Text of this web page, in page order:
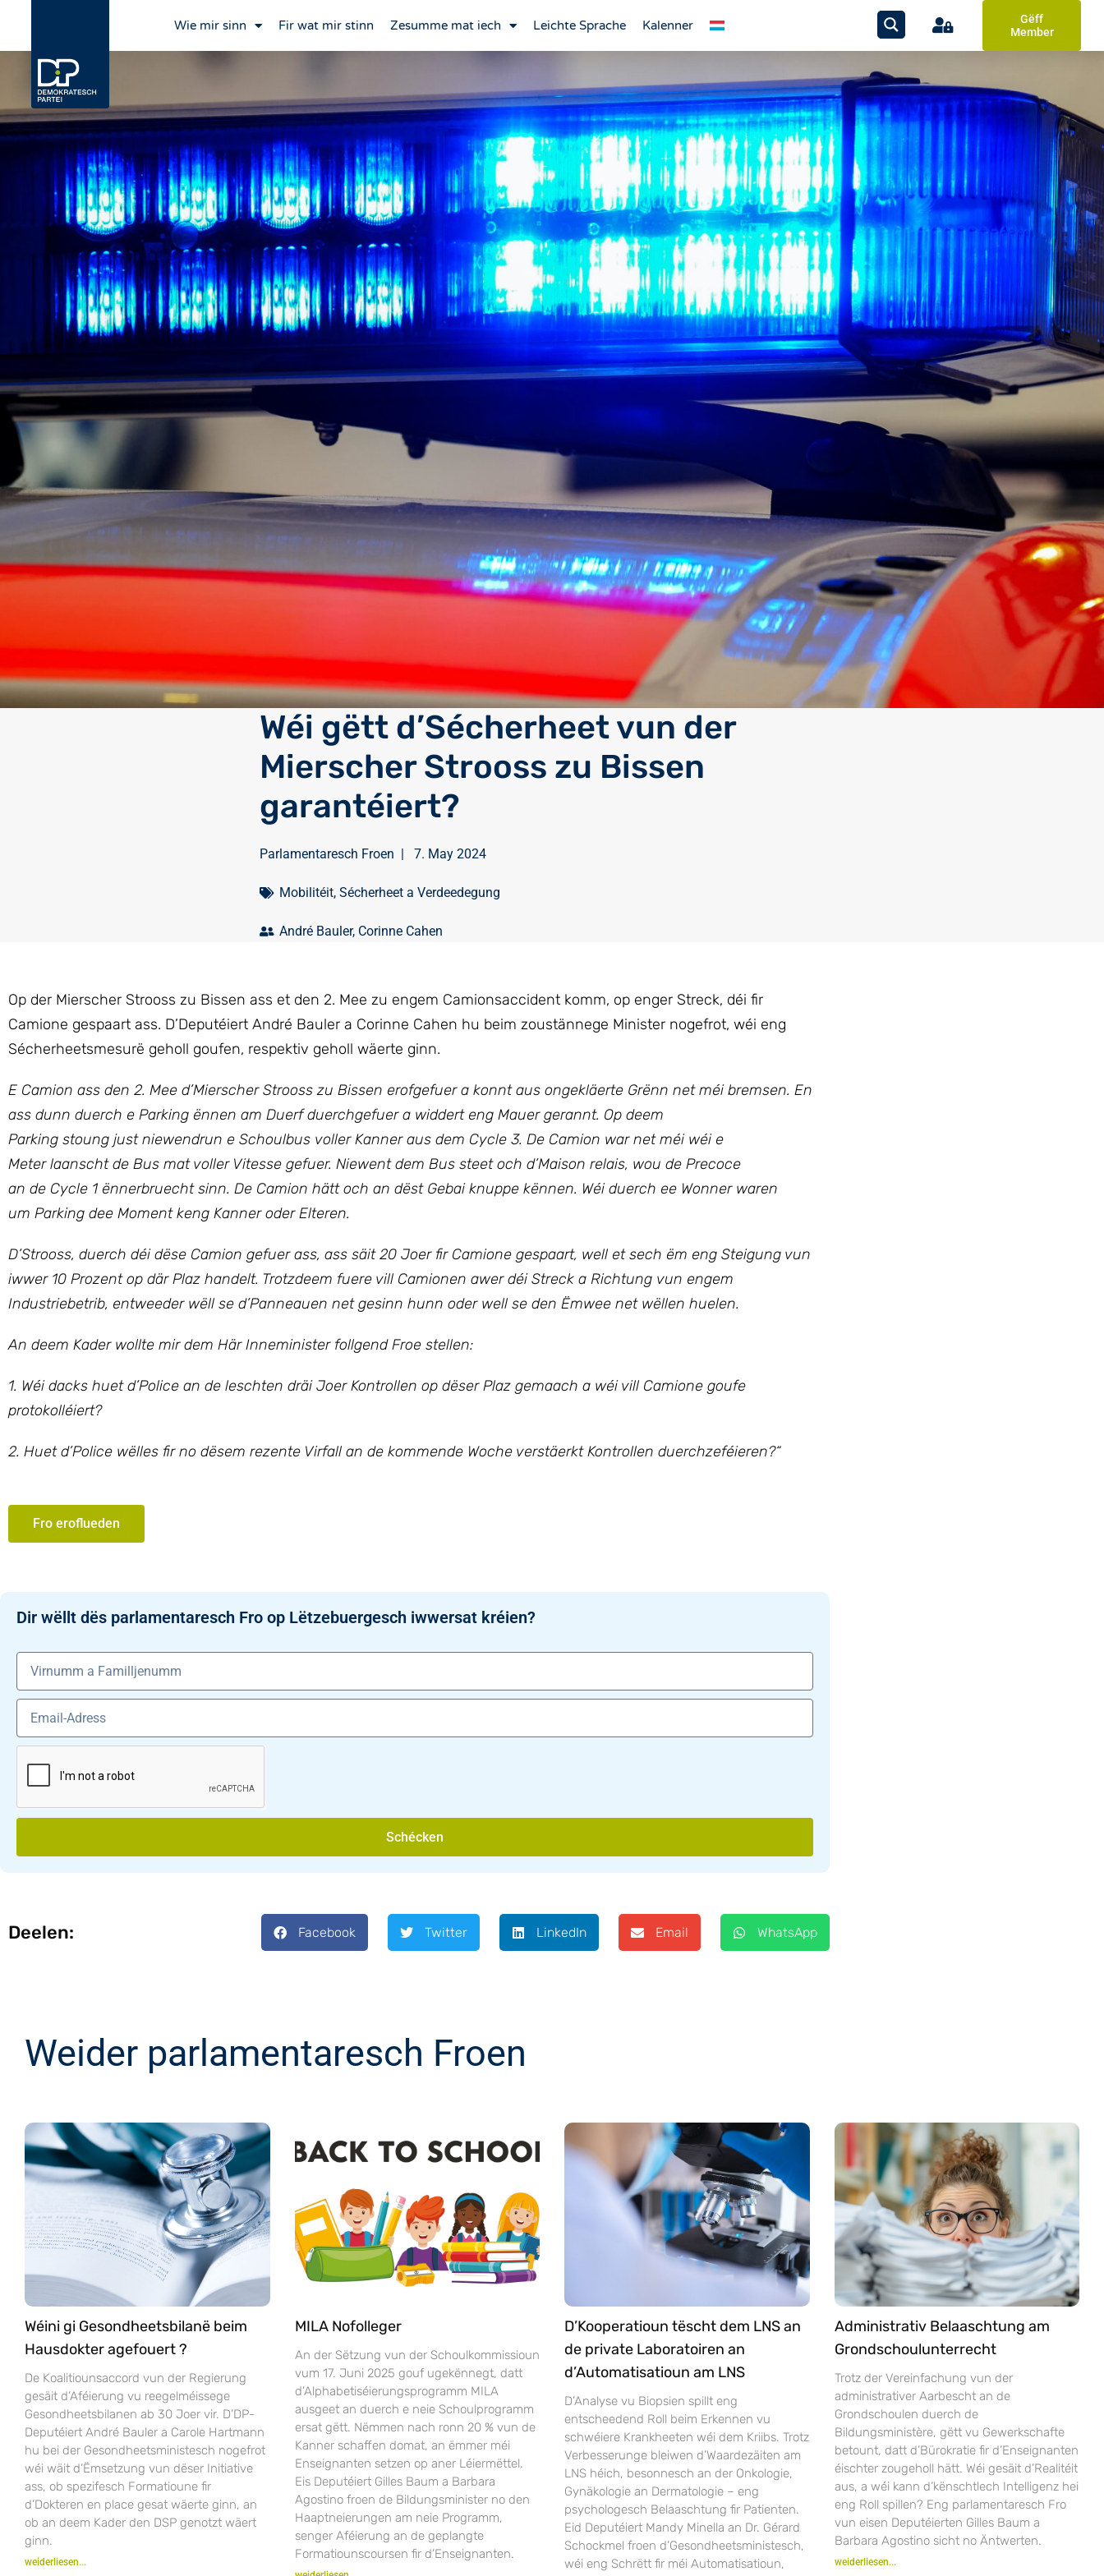
Wie mir sinn Fir wat mir stinn Zesumme mat iech Leichte Sprache Kalenner
Gëff
Member
Wéi gëtt d’Sécherheet vun der
Mierscher Strooss zu Bissen
garantéiert?
Parlamentaresch Froen | 7. May 2024
Mobilitéit, Sécherheet a Verdeedegung
André Bauler, Corinne Cahen
Op der Mierscher Strooss zu Bissen ass et den 2. Mee zu engem Camionsaccident komm, op enger Streck, déi fir
Camione gespaart ass. D’Deputéiert André Bauler a Corinne Cahen hu beim zoustännege Minister nogefrot, wéi eng
Sécherheetsmesurë geholl goufen, respektiv geholl wäerte ginn.
E Camion ass den 2. Mee d’Mierscher Strooss zu Bissen erofgefuer a konnt aus ongekläerte Grënn net méi bremsen. En
ass dunn duerch e Parking ënnen am Duerf duerchgefuer a widdert eng Mauer gerannt. Op deem
Parking stoung just niewendrun e Schoulbus voller Kanner aus dem Cycle 3. De Camion war net méi wéi e
Meter laanscht de Bus mat voller Vitesse gefuer. Niewent dem Bus steet och d’Maison relais, wou de Precoce
an de Cycle 1 ënnerbruecht sinn. De Camion hätt och an dëst Gebai knuppe kënnen. Wéi duerch ee Wonner waren
um Parking dee Moment keng Kanner oder Elteren.
D’Strooss, duerch déi dëse Camion gefuer ass, ass säit 20 Joer fir Camione gespaart, well et sech ëm eng Steigung vun
iwwer 10 Prozent op där Plaz handelt. Trotzdeem fuere vill Camionen awer déi Streck a Richtung vun engem
Industriebetrib, entweeder wëll se d’Panneauen net gesinn hunn oder well se den Ëmwee net wëllen huelen.
An deem Kader wollte mirdem Här Inneministerfollgend Froe stellen:
1. Wéi dacks huet d’Police an de leschten dräi Joer Kontrollen op dëser Plaz gemaach a wéi vill Camione goufe
protokolléiert?
2. Huet d’Police wëlles fir no dësem rezente Virfall an de kommende Woche verstäerkt Kontrollen duerchzeféieren?“
Fro eroflueden
Dir wëllt dës parlamentaresch Fro op Lëtzebuergesch iwwersat kréien?
Schécken
Deelen: Facebook Twitter LinkedIn Email WhatsApp
Weider parlamentaresch Froen
Wéini gi Gesondheetsbilanë beim
Hausdokter agefouert ?
De Koalitiounsaccord vun der Regierung
gesäit d’Aféierung vu reegelméissege
Gesondheetsbilanen ab 30 Joer vir. D’DP-
Deputéiert André Bauler a Carole Hartmann
hu bei der Gesondheetsministesch nogefrot
wéi wäit d’Ëmsetzung vun dëser Initiative
ass, ob spezifesch Formatioune fir
d’Dokteren en place gesat wäerte ginn, an
ob an deem Kader den DSP genotzt wäert
ginn.
weiderliesen...
MILA Nofolleger
An der Sëtzung vun der Schoulkommissioun
vum 17. Juni 2025 gouf ugekënnegt, datt
d’Alphabetiséierungsprogramm MILA
ausgeet an duerch e neie Schoulprogramm
ersat gëtt. Nëmmen nach ronn 20 % vun de
Kanner schaffen domat, an ëmmer méi
Enseignanten setzen op aner Léiermëttel.
Eis Deputéiert Gilles Baum a Barbara
Agostino froen de Bildungsminister no den
Haaptneierungen am neie Programm,
senger Aféierung an de geplangte
Formatiounscoursen fir d’Enseignanten.
D’Kooperatioun tëscht dem LNS an
de private Laboratoiren an
d’Automatisatioun am LNS
D’Analyse vu Biopsien spillt eng
entscheedend Roll beim Erkennen vu
schwéiere Krankheeten wéi dem Kriibs. Trotz
Verbesserunge bleiwen d’Waardezäiten am
LNS héich, besonnesch an der Onkologie,
Gynäkologie an Dermatologie – eng
psychologesch Belaaschtung fir Patienten.
Eid Deputéiert Mandy Minella an Dr. Gérard
Schockmel froen d’Gesondheetsministesch,
wéi eng Schrëtt fir méi Automatisatioun,
Administrativ Belaaschtung am
Grondschoulunterrecht
Trotz der Vereinfachung vun der
administrativer Aarbescht an de
Grondschoulen duerch de
Bildungsministère, gëtt vu Gewerkschafte
betount, datt d’Bürokratie fir d’Enseignanten
éischter zougeholl hätt. Wéi gesäit d’Realitéit
aus, a wéi kann d’kënschtlech Intelligenz hei
eng Roll spillen? Eng parlamentaresch Fro
vun eisen Deputéierten Gilles Baum a
Barbara Agostino sicht no Äntwerten.
weiderliesen...